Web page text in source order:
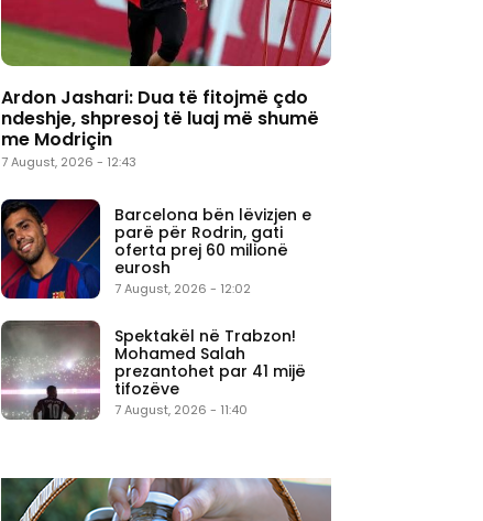
Ardon Jashari: Dua të fitojmë çdo
ndeshje, shpresoj të luaj më shumë
me Modriçin
7 August, 2026 - 12:43
Barcelona bën lëvizjen e
parë për Rodrin, gati
oferta prej 60 milionë
eurosh
7 August, 2026 - 12:02
Spektakël në Trabzon!
Mohamed Salah
prezantohet par 41 mijë
tifozëve
7 August, 2026 - 11:40